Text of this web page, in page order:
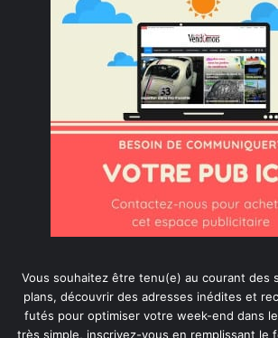
Vous souhaitez être tenu(e) au courant des
plans, découvrir des adresses inédites et
futés pour optimiser votre week-end dans le
très simple, inscrivez-vous en remplissant le